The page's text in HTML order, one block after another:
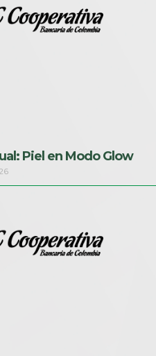
Piel en Modo Glow